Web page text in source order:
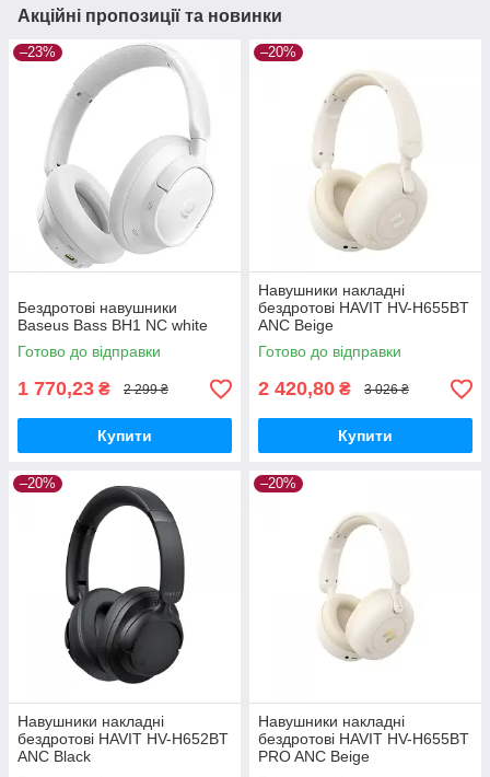
Акційні пропозиції та новинки
–23%
Бездротові навушники
Baseus Bass BH1 NC white
Готово до відправки
1 770,23 ₴ 2 299 ₴
Купити
–20%
Навушники накладні
бездротові HAVIT HV-H655BT
ANC Beige
Готово до відправки
2 420,80 ₴ 3 026 ₴
Купити
–20%
Навушники накладні
бездротові HAVIT HV-H652BT
ANC Black
–20%
Навушники накладні
бездротові HAVIT HV-H655BT
PRO ANC Beige